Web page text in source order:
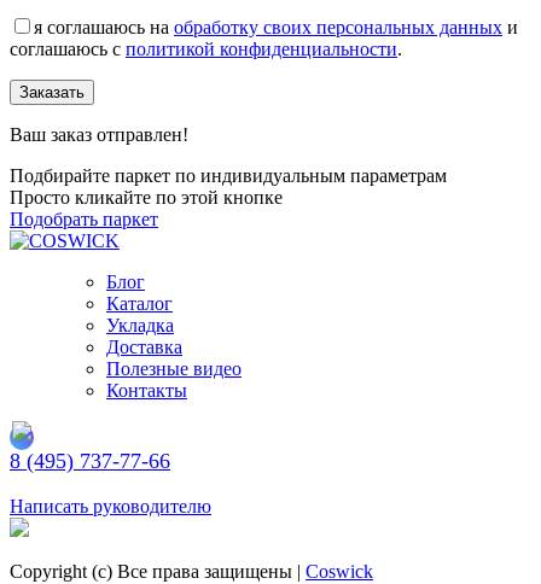
я соглашаюсь на обработку своих персональных данных и
соглашаюсь с политикой конфиденциальности.
Заказать
Ваш заказ отправлен!
Подбирайте паркет по индивидуальным параметрам
Просто кликайте по этой кнопке
Подобрать паркет
Блог
Каталог
Укладка
Доставка
Полезные видео
Контакты
8 (495) 737-77-66
Написать руководителю
Copyright (c) Все права защищены | Coswick